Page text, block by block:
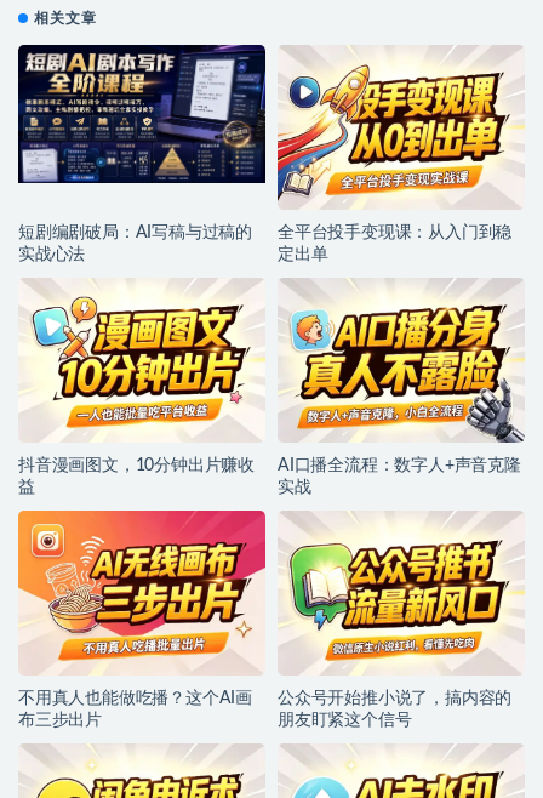
相关文章
短剧编剧破局：AI写稿与过稿的
实战心法
全平台投手变现课：从入门到稳
定出单
抖音漫画图文，10分钟出片赚收
益
AI口播全流程：数字人+声音克隆
实战
不用真人也能做吃播？这个AI画
布三步出片
公众号开始推小说了，搞内容的
朋友盯紧这个信号